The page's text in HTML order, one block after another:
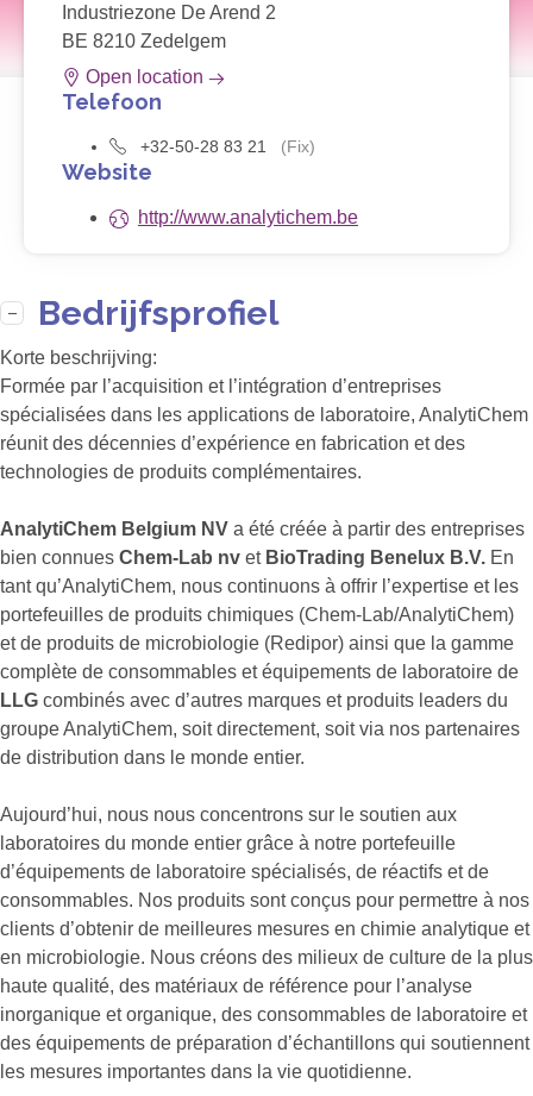
Industriezone De Arend 2
BE 8210 Zedelgem
Open location
Telefoon
+32-50-28 83 21 (Fix)
Website
http://www.analytichem.be
Bedrijfsprofiel
Korte beschrijving:
Formée par l’acquisition et l’intégration d’entreprises
spécialisées dans les applications de laboratoire, AnalytiChem
réunit des décennies d’expérience en fabrication et des
technologies de produits complémentaires.
AnalytiChem Belgium NV a été créée à partir des entreprises
bien connues Chem-Lab nv et BioTrading Benelux B.V. En
tant qu’AnalytiChem, nous continuons à offrir l’expertise et les
portefeuilles de produits chimiques (Chem-Lab/AnalytiChem)
et de produits de microbiologie (Redipor) ainsi que la gamme
complète de consommables et équipements de laboratoire de
LLG combinés avec d’autres marques et produits leaders du
groupe AnalytiChem, soit directement, soit via nos partenaires
de distribution dans le monde entier.
Aujourd’hui, nous nous concentrons sur le soutien aux
laboratoires du monde entier grâce à notre portefeuille
d’équipements de laboratoire spécialisés, de réactifs et de
consommables. Nos produits sont conçus pour permettre à nos
clients d’obtenir de meilleures mesures en chimie analytique et
en microbiologie. Nous créons des milieux de culture de la plus
haute qualité, des matériaux de référence pour l’analyse
inorganique et organique, des consommables de laboratoire et
des équipements de préparation d’échantillons qui soutiennent
les mesures importantes dans la vie quotidienne.